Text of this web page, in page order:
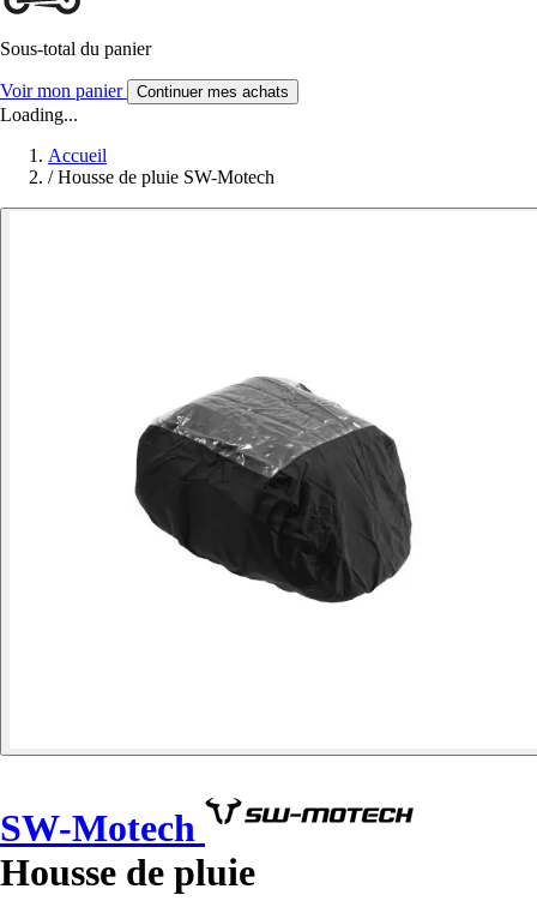
Sous-total du panier
Voir mon panier Continuer mes achats
Loading...
Accueil
/ Housse de pluie SW-Motech
SW-Motech
Housse de pluie